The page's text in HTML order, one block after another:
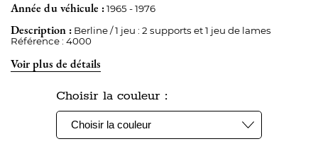
Année du véhicule :1965 - 1976
Description : Berline / 1 jeu : 2 supports et 1 jeu de lames
Référence : 4000
Voir plus de détails
Choisir la couleur :